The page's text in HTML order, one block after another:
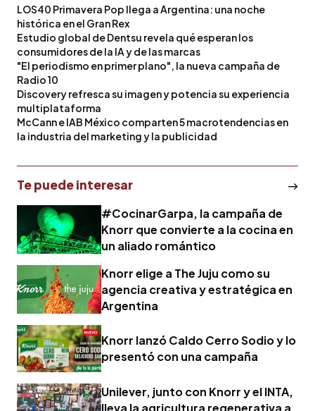
LOS40 Primavera Pop llega a Argentina: una noche
histórica en el Gran Rex
Estudio global de Dentsu revela qué esperan los
consumidores de la IA y de las marcas
"El periodismo en primer plano", la nueva campaña de
Radio 10
Discovery refresca su imagen y potencia su experiencia
multiplataforma
McCann e IAB México comparten 5 macrotendencias en
la industria del marketing y la publicidad
Te puede interesar
#CocinarGarpa, la campaña de
Knorr que convierte a la cocina en
un aliado romántico
Knorr elige a The Juju como su
agencia creativa y estratégica en
Argentina
Knorr lanzó Caldo Cerro Sodio y lo
presentó con una campaña
Unilever, junto con Knorr y el INTA,
lleva la agricultura regenerativa a